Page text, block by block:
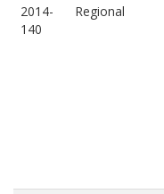
2014-
140
Regional